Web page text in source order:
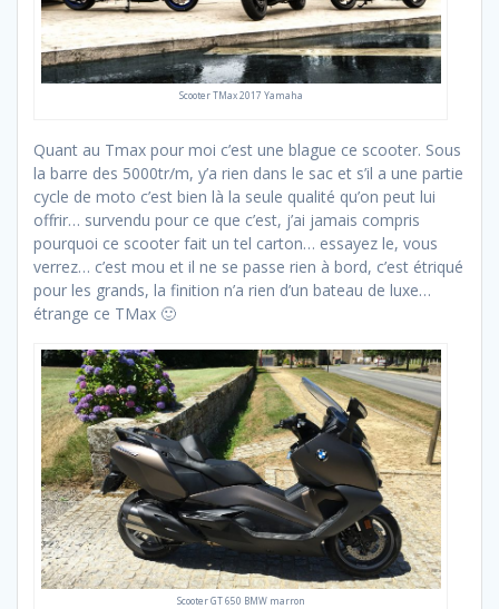
Scooter TMax 2017 Yamaha
Quant au Tmax pour moi c’est une blague ce scooter. Sous
la barre des 5000tr/m, y’a rien dans le sac et s’il a une partie
cycle de moto c’est bien là la seule qualité qu’on peut lui
offrir… survendu pour ce que c’est, j’ai jamais compris
pourquoi ce scooter fait un tel carton… essayez le, vous
verrez… c’est mou et il ne se passe rien à bord, c’est étriqué
pour les grands, la finition n’a rien d’un bateau de luxe…
étrange ce TMax 🙂
Scooter GT 650 BMW marron